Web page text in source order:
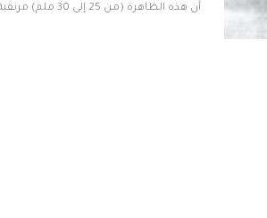
أن هذه الظاهرة (من 25 إلى 30 ملم) مرتقبة اليوم من…